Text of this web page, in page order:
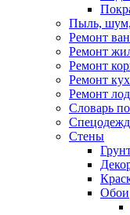
Пыль,
Ремонт
Ремонт
Ремонт
Ремонт
Ремонт
Словарь
Стены
Обои